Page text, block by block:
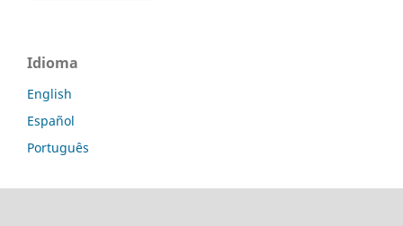
Idioma
English
Español
Português